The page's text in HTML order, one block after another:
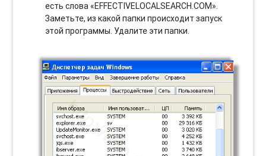
есть слова «EFFECTIVELOCALSEARCH.COM».
Заметьте, из какой папки происходит запуск
этой программы. Удалите эти папки.